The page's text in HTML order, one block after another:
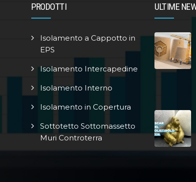
PRODOTTI
Isolamento a Cappotto in
EPS
Isolamento Intercapedine
Isolamento Interno
Isolamento in Copertura
Sottotetto Sottomassetto
Muri Controterra
ULTIME